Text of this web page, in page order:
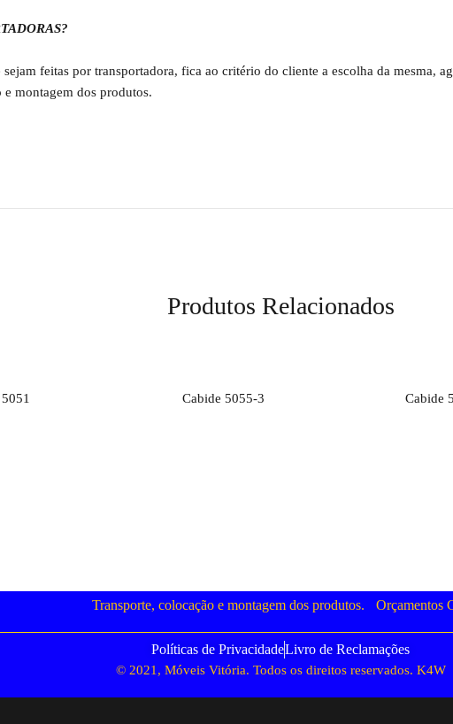
feitas por transportadora, fica ao critério do cliente a escolha da mesma,
montagem dos produtos.
Produtos Relacionados
Cabide 5055-3 Cabide
Transporte, colocação e montagem dos produtos. Orçamentos
Políticas de PrivacidadeLivro de Reclamações
© 2021, Móveis Vitória. Todos os direitos reservados. K4W